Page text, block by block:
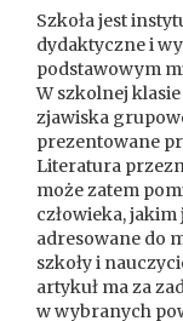
Szkoła jest
dydaktyczne i
podstawowym
W szkolnej
zjawiska
prezentowane
Literatura
może zatem
człowieka, jakim
adresowane do
szkoły i
artykuł ma za
w wybranych